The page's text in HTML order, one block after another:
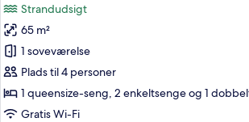
billeder
af
Beach
access
2BR
with
Strandudsigt
65 m²
1 soveværelse
Plads til 4 personer
1 queensize-seng, 2 enkeltsenge og 1
Gratis Wi-Fi